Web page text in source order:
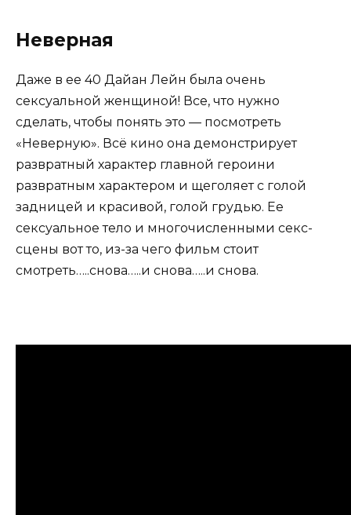
Неверная
Даже в ее 40 Дайан Лейн была очень
сексуальной женщиной! Все, что нужно
сделать, чтобы понять это — посмотреть
«Неверную». Всё кино она демонстрирует
развратный характер главной героини
развратным характером и щеголяет с голой
задницей и красивой, голой грудью. Ее
сексуальное тело и многочисленными секс-
сцены вот то, из-за чего фильм стоит
смотреть…..снова…..и снова…..и снова.